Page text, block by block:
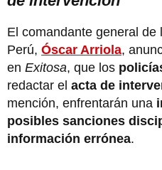
El comandante general de
Perú, Óscar Arriola,
en Exitosa, que los
redactar el acta de
mención, enfrentarán una
posibles sanciones
información errónea.